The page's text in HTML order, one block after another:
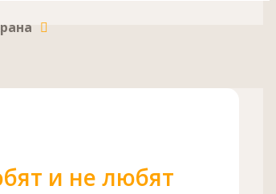
и не любят